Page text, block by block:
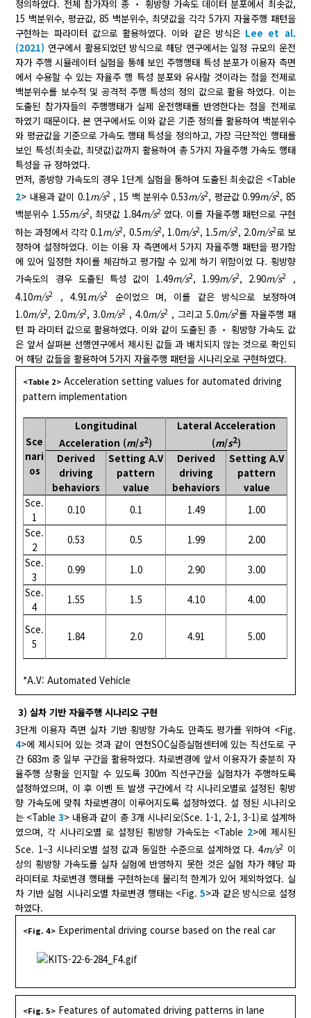
정의하였다. 전체 참가자의 종 ‧ 횡방향 가속도 데이터 분포에서 최솟값,
15 백분위수, 평균값, 85 백분위수, 최댓값을 각각 5가지 자율주행 패턴을
구현하는 파라미터 값으로 활용하였다. 이와 같은 방식은 Lee et al.
(2021) 연구에서 활용되었던 방식으로 해당 연구에서는 일정 규모의 운전
자가 주행 시뮬레이터 실험을 통해 보인 주행행태 특성 분포가 이용자 측면
에서 수용할 수 있는 자율주 행 특성 분포와 유사할 것이라는 점을 전제로
백분위수를 보수적 및 공격적 주행 특성의 정의 값으로 활용 하였다. 이는
도출된 참가자들의 주행행태가 실제 운전행태를 반영한다는 점을 전제로
하였기 때문이다. 본 연구에서도 이와 같은 기준 정의를 활용하여 백분위수
와 평균값을 기준으로 가속도 행태 특성을 정의하고, 가장 극단적인 행태를
보인 특성(최솟값, 최댓값)값까지 활용하여 총 5가지 자율주행 가속도 행태
특성을 규 정하였다.
먼저, 종방향 가속도의 경우 1단계 실험을 통하여 도출된 최솟값은 <Table
2> 내용과 같이 0.1m/s2, 15 백 분위수 0.53m/s2, 평균값 0.99m/s2, 85
백분위수 1.55m/s2, 최댓값 1.84m/s2였다. 이를 자율주행 패턴으로 구현
하는 과정에서 각각 0.1m/s2, 0.5m/s2, 1.0m/s2, 1.5m/s2, 2.0m/s2로 보
정하여 설정하였다. 이는 이용 자 측면에서 5가지 자율주행 패턴을 평가함
에 있어 일정한 차이를 체감하고 평가할 수 있게 하기 위함이었 다. 횡방향
가속도의 경우 도출된 특성 값이 1.49m/s2, 1.99m/s2, 2.90m/s2
,
4.10m/s2 , 4.91m/s2
순이었으 며, 이를 같은 방식으로 보정하여
1.0m/s2, 2.0m/s2, 3.0m/s2 , 4.0m/s2 , 그리고 5.0m/s2를 자율주행 패
턴 파 라미터 값으로 활용하였다. 이와 같이 도출된 종 ‧ 횡방향 가속도 값
은 앞서 살펴본 선행연구에서 제시된 값들 과 배치되지 않는 것으로 확인되
어 해당 값들을 활용하여 5가지 자율주행 패턴을 시나리오로 구현하였다.
<Table 2> Acceleration setting values for automated driving
pattern implementation
Sce
nari
os
Longitudinal
Acceleration (m/s2)
Lateral Acceleration
(m/s2)
Derived
driving
behaviors
Setting A.V
pattern
value
Derived
driving
behaviors
Setting A.V
pattern
value
Sce.
1
0.10 0.1 1.49
1.00
Sce.
2
0.53 0.5 1.99
2.00
Sce.
3
0.99 1.0 2.90
3.00
Sce.
4
1.55 1.5 4.10 4.00
Sce.
5
1.84 2.0 4.91 5.00
*A.V: Automated Vehicle
3) 실차 기반 자율주행 시나리오 구현
3단계 이용자 측면 실차 기반 횡방향 가속도 만족도 평가를 위하여 <Fig.
4>에 제시되어 있는 것과 같이 연천SOC실증실험센터에 있는 직선도로 구
간 683m 중 일부 구간을 활용하였다. 차로변경에 앞서 이용자가 충분히 자
율주행 상황을 인지할 수 있도록 300m 직선구간을 실험차가 주행하도록
설정하였으며, 이 후 이벤 트 발생 구간에서 각 시나리오별로 설정된 횡방
향 가속도에 맞춰 차로변경이 이루어지도록 설정하였다. 설 정된 시나리오
는 <Table3> 내용과 같이 총 3개 시나리오(Sce. 1-1, 2-1, 3-1)로 설계하
였으며, 각 시나리오별 로 설정된 횡방향 가속도는 <Table 2>에 제시된
Sce. 1~3 시나리오별 설정 값과 동일한 수준으로 설계하였 다. 4m/s2 이
상의 횡방향 가속도를 실차 실험에 반영하지 못한 것은 실험 차가 해당 파
라미터로 차로변경 행태를 구현하는데 물리적 한계가 있어 제외하였다. 실
차 기반 실험 시나리오별 차로변경 행태는 <Fig.5>과 같은 방식으로 설정
하였다.
<Fig. 4> Experimental driving course based on the real car
<Fig. 5> Features of automated driving patterns in lane